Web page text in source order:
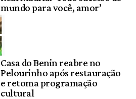
mundo para você, amor’
Casa do Benin reabre no
Pelourinho após restauração
e retoma programação
cultural